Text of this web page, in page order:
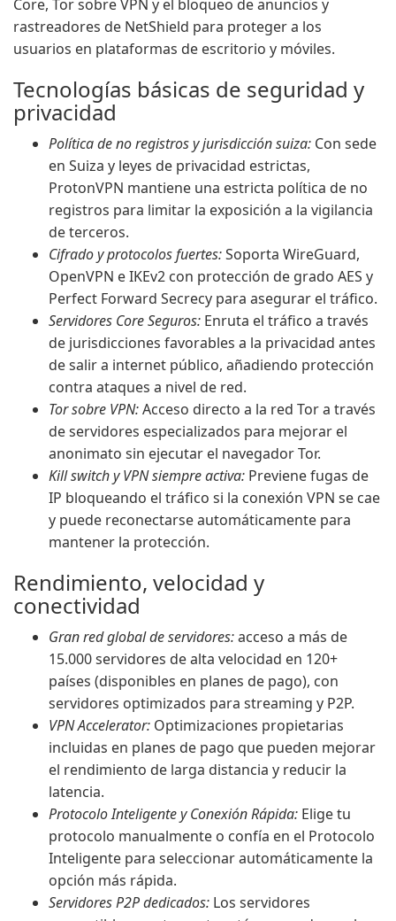
Core, Tor sobre VPN y el bloqueo de anuncios y
rastreadores de NetShield para proteger a los
usuarios en plataformas de escritorio y móviles.
Tecnologías básicas de seguridad y
privacidad
Política de no registros y jurisdicción suiza: Con sede
en Suiza y leyes de privacidad estrictas,
ProtonVPN mantiene una estricta política de no
registros para limitar la exposición a la vigilancia
de terceros.
Cifrado y protocolos fuertes:Soporta WireGuard,
OpenVPN e IKEv2 con protección de grado AES y
Perfect Forward Secrecy para asegurar el tráfico.
Servidores Core Seguros: Enruta el tráfico a través
de jurisdicciones favorables a la privacidad antes
de salir a internet público, añadiendo protección
contra ataques a nivel de red.
Tor sobre VPN:Acceso directo a la red Tor a través
de servidores especializados para mejorar el
anonimato sin ejecutar el navegador Tor.
Kill switch y VPN siempre activa: Previene fugas de
IP bloqueando el tráfico si la conexión VPN se cae
y puede reconectarse automáticamente para
mantener la protección.
Rendimiento, velocidad y
conectividad
Gran red global de servidores:acceso a más de
15.000 servidores de alta velocidad en 120+
países (disponibles en planes de pago), con
servidores optimizados para streaming y P2P.
VPN Accelerator: Optimizaciones propietarias
incluidas en planes de pago que pueden mejorar
el rendimiento de larga distancia y reducir la
latencia.
Protocolo Inteligente y Conexión Rápida: Elige tu
protocolo manualmente o confía en el Protocolo
Inteligente para seleccionar automáticamente la
opción más rápida.
Servidores P2P dedicados: Los servidores